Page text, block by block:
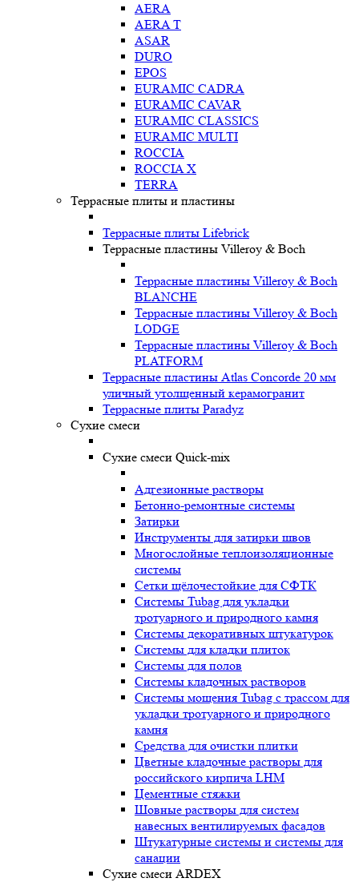
AERA
AERA T
ASAR
DURO
EPOS
EURAMIC CADRA
EURAMIC CAVAR
EURAMIC CLASSICS
EURAMIC MULTI
ROCCIA
ROCCIA X
TERRA
Террасные плиты и пластины
Террасные плиты Lifebrick
Террасные пластины Villeroy & Boch
Террасные пластины Villeroy & Boch
BLANCHE
Террасные пластины Villeroy & Boch
LODGE
Террасные пластины Villeroy & Boch
PLATFORM
Террасные пластины Atlas Concorde 20 мм
уличный утолщенный керамогранит
Террасные плиты Paradyz
Сухие смеси
Сухие смеси Quick-mix
Адгезионные растворы
Бетонно-ремонтные системы
Затирки
Инструменты для затирки швов
Многослойные теплоизоляционные
системы
Сетки щёлочестойкие для СФТК
Системы Tubag для укладки
тротуарного и природного камня
Системы декоративных штукатурок
Системы для кладки плиток
Системы для полов
Системы кладочных растворов
Системы мощения Tubag с трассом для
укладки тротуарного и природного
камня
Средства для очистки плитки
Цветные кладочные растворы для
российского кирпича LHM
Цементные стяжки
Шовные растворы для систем
навесных вентилируемых фасадов
Штукатурные системы и системы для
санации
Сухие смеси ARDEX